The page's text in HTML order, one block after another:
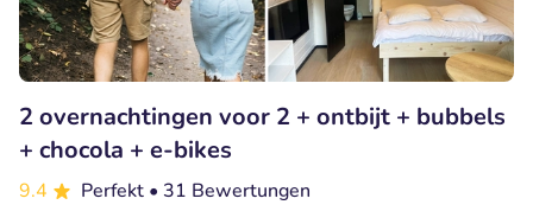
2 overnachtingen voor 2 + ontbijt + bubbels
+ chocola + e-bikes
9.4 Perfekt • 31 Bewertungen